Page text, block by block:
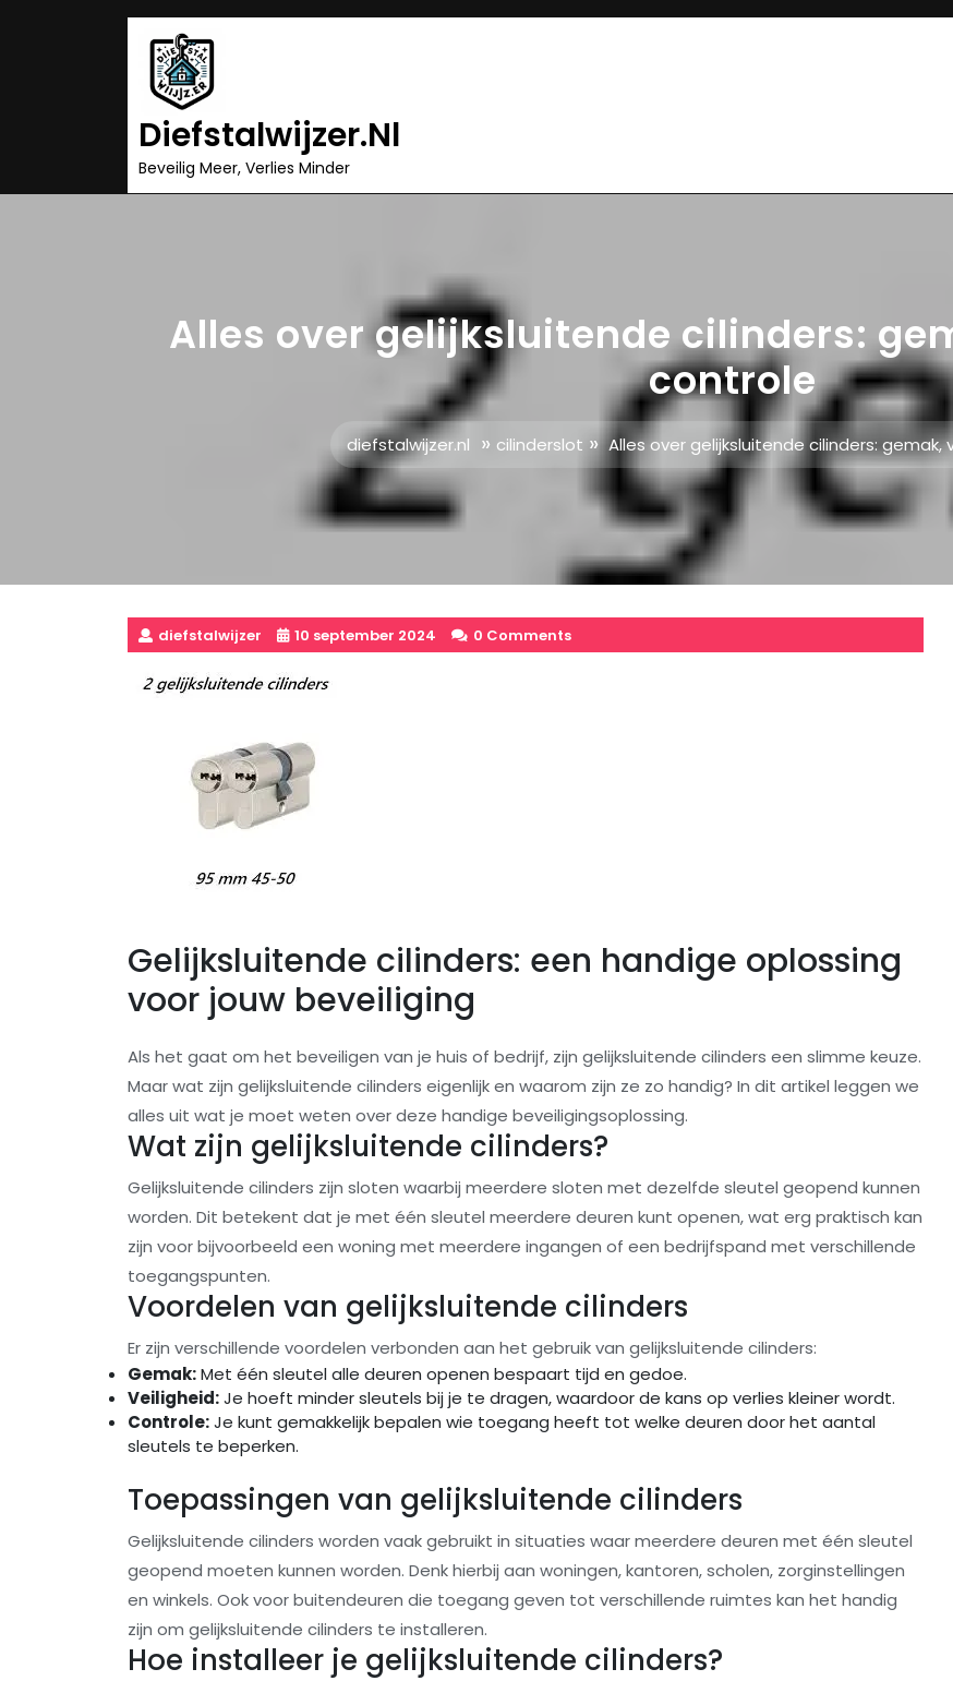
Diefstalwijzer.nl
Beveilig Meer, Verlies Minder
Alles over gelijksluitende cilinders:
controle
diefstalwijzer.nl » cilinderslot » Alles over gelijksluitende cilinders: gemak,
diefstalwijzer 10 september 2024 0 Comments
Gelijksluitende cilinders: een handige oplossing
voor jouw beveiliging
Als het gaat om het beveiligen van je huis of bedrijf, zijn gelijksluitende cilinders een slimme keuze.
Maar wat zijn gelijksluitende cilinders eigenlijk en waarom zijn ze zo handig? In dit artikel leggen we
alles uit wat je moet weten over deze handige beveiligingsoplossing.
Wat zijn gelijksluitende cilinders?
Gelijksluitende cilinders zijn sloten waarbij meerdere sloten met dezelfde sleutel geopend kunnen
worden. Dit betekent dat je met één sleutel meerdere deuren kunt openen, wat erg praktisch kan
zijn voor bijvoorbeeld een woning met meerdere ingangen of een bedrijfspand met verschillende
toegangspunten.
Voordelen van gelijksluitende cilinders
Er zijn verschillende voordelen verbonden aan het gebruik van gelijksluitende cilinders:
Gemak:Met één sleutel alle deuren openen bespaart tijd en gedoe.
Veiligheid:Je hoeft minder sleutels bij je te dragen, waardoor de kans op verlies kleiner wordt.
Controle:Je kunt gemakkelijk bepalen wie toegang heeft tot welke deuren door het aantal
sleutels te beperken.
Toepassingen van gelijksluitende cilinders
Gelijksluitende cilinders worden vaak gebruikt in situaties waar meerdere deuren met één sleutel
geopend moeten kunnen worden. Denk hierbij aan woningen, kantoren, scholen, zorginstellingen
en winkels. Ook voor buitendeuren die toegang geven tot verschillende ruimtes kan het handig
zijn om gelijksluitende cilinders te installeren.
Hoe installeer je gelijksluitende cilinders?